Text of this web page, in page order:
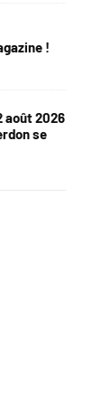
!
août 2026
se